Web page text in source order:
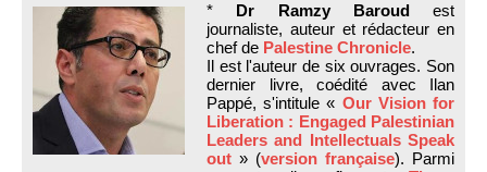
* Dr Ramzy Baroudest
journaliste, auteur et rédacteur en
chef de Palestine Chronicle.
Il est l'auteur de six ouvrages. Son
dernier livre, coédité avec Ilan
Pappé, s'intitule « Our Vision for
Liberation : Engaged Palestinian
Leaders and Intellectuals Speak
out » (version française). Parmi